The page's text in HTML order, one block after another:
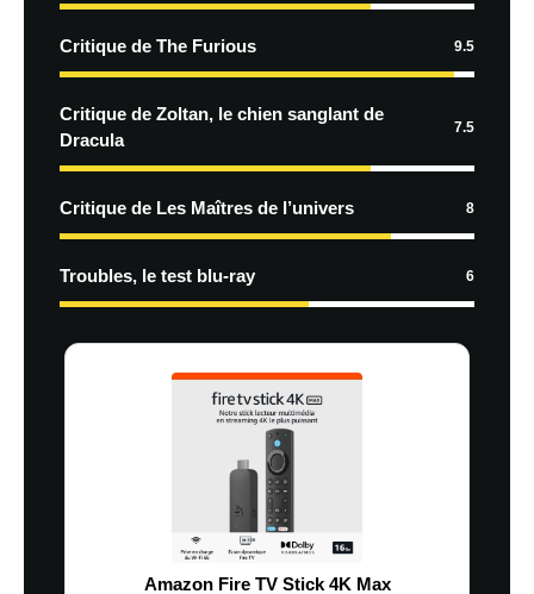
Critique de The Furious 9.5
Critique de Zoltan, le chien sanglant de
Dracula
7.5
Critique de Les Maîtres de l’univers 8
Troubles, le test blu-ray 6
Amazon Fire TV Stick 4K Max